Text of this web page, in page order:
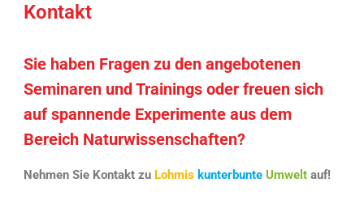
Kontakt
Sie haben Fragen zu den angebotenen
Seminaren und Trainings oder freuen sich
auf spannende Experimente aus dem
Bereich Naturwissenschaften?
Nehmen Sie Kontakt zu Lohmis kunterbunte Umwelt auf!